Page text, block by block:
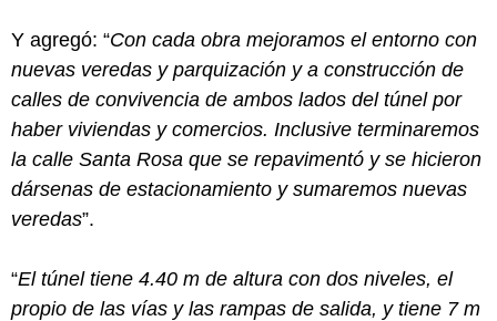
Y agregó: “Con cada obra mejoramos el entorno con
nuevas veredas y parquización y a construcción de
calles de convivencia de ambos lados del túnel por
haber viviendas y comercios. Inclusive terminaremos
la calle Santa Rosa que se repavimentó y se hicieron
dársenas de estacionamiento y sumaremos nuevas
veredas”.
“El túnel tiene 4.40 m de altura con dos niveles, el
propio de las vías y las rampas de salida, y tiene 7 m